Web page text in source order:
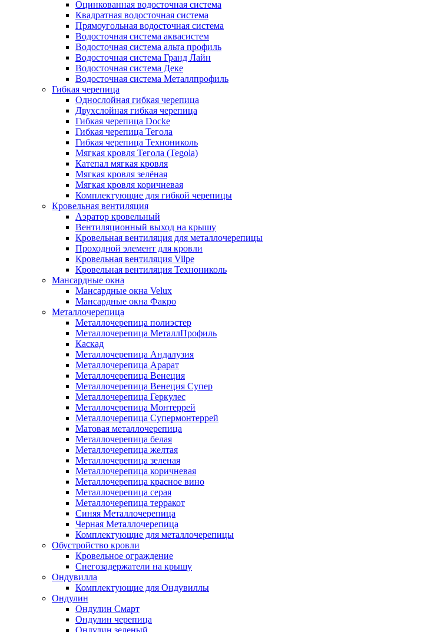
Оцинкованная водосточная система
Квадратная водосточная система
Прямоугольная водосточная система
Водосточная система аквасистем
Водосточная система альта профиль
Водосточная система Гранд Лайн
Водосточная система Деке
Водосточная система Металлпрофиль
Гибкая черепица
Однослойная гибкая черепица
Двухслойная гибкая черепица
Гибкая черепица Docke
Гибкая черепица Тегола
Гибкая черепица Технониколь
Мягкая кровля Тегола (Tegola)
Катепал мягкая кровля
Мягкая кровля зелёная
Мягкая кровля коричневая
Комплектующие для гибкой черепицы
Кровельная вентиляция
Аэратор кровельный
Вентиляционный выход на крышу
Кровельная вентиляция для металлочерепицы
Проходной элемент для кровли
Кровельная вентиляция Vilpe
Кровельная вентиляция Технониколь
Мансардные окна
Мансардные окна Velux
Мансардные окна Факро
Металлочерепица
Металлочерепица полиэстер
Металлочерепица МеталлПрофиль
Каскад
Металлочерепица Андалузия
Металлочерепица Арарат
Металлочерепица Венеция
Металлочерепица Венеция Супер
Металлочерепица Геркулес
Металлочерепица Монтеррей
Металлочерепица Супермонтеррей
Матовая металлочерепица
Металлочерепица белая
Металлочерепица желтая
Металлочерепица зеленая
Металлочерепица коричневая
Металлочерепица красное вино
Металлочерепица серая
Металлочерепица терракот
Синяя Металлочерепица
Черная Металлочерепица
Комплектующие для металлочерепицы
Обустройство кровли
Кровельное ограждение
Снегозадержатели на крышу
Ондувилла
Комплектующие для Ондувиллы
Ондулин
Ондулин Смарт
Ондулин черепица
Ондулин зеленый